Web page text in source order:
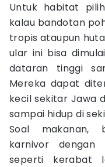
Untuk habitat
kalau bandotan
tropis ataupun
ular ini bisa
dataran tinggi
Mereka dapat
kecil sekitar Jawa
sampai hidup di
Soal makanan,
karnivor
seperti kerabat